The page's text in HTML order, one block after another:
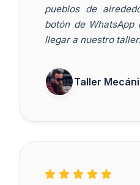
pueblos de
botón de
llegar a nuestro
Taller